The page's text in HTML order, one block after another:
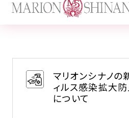
マリオンシナノの
ィルス感染拡大
について